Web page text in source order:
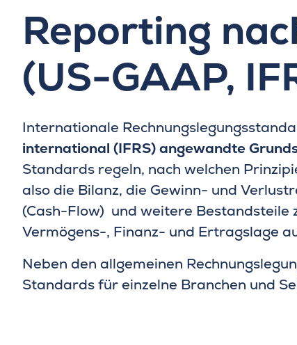
Reporting
(US-GAAP,
Internationale
international (IFRS) angewandte
Standards regeln, nach welchen
also die Bilanz, die Gewinn- und
(Cash-Flow) und weitere
Vermögens-, Finanz- und Ertragslage
Neben den allgemeinen
Standards für einzelne Branchen und